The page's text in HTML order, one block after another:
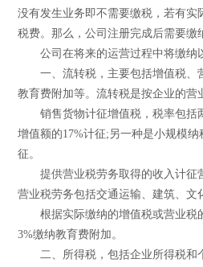
没有发生业务即不需要缴税，若有实
税费。那么，公司注册完成后需要缴
公司在将来的运营过程中将缴纳
一、流转税，主要包括增值税、
教育费附加等。流转税是按企业的营
销售货物计征增值税，税率包括
增值额的17%计征;另一种是小规模
征。
提供营业税劳务取得的收入计征
营业税劳务包括交通运输、建筑、文
根据实际缴纳的增值税或营业税
3%缴纳教育费附加。
二、所得税，包括企业所得税和